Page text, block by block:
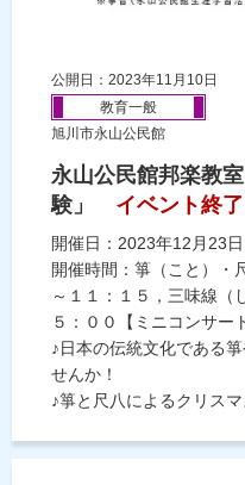
公開日：2023年11月10日
教育一般
旭川市永山公民館
永山公民館邦楽教
験」
イベント終了
開催日：2023年12月23日
開催時間：箏（こと）・
～１１：１５，三味線（
５：００【ミニコンサー
♪日本の伝統文化である
せんか！
♪箏と尺八によるクリス